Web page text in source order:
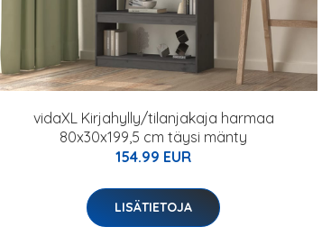
vidaXL Kirjahylly/tilanjakaja harmaa
80x30x199,5 cm täysi mänty
154.99 EUR
LISÄTIETOJA